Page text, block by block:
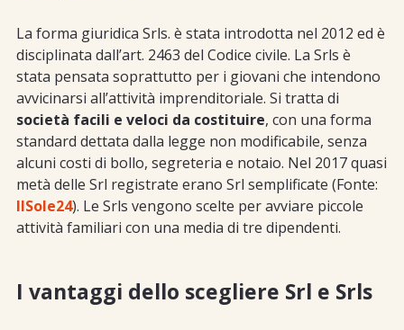
La forma giuridica Srls. è stata introdotta nel 2012 ed è
disciplinata dall’art. 2463 del Codice civile. La Srls è
stata pensata soprattutto per i giovani che intendono
avvicinarsi all’attività imprenditoriale. Si tratta di
società facili e veloci da costituire, con una forma
standard dettata dalla legge non modificabile, senza
alcuni costi di bollo, segreteria e notaio. Nel 2017 quasi
metà delle Srl registrate erano Srl semplificate (Fonte:
IlSole24). Le Srls vengono scelte per avviare piccole
attività familiari con una media di tre dipendenti.
I vantaggi dello scegliere Srl e Srls